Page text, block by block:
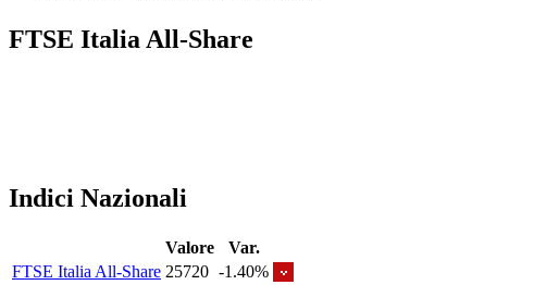
FTSE Italia All-Share
Indici Nazionali
Valore
Var.
FTSE Italia All-Share 25720 -1.40%